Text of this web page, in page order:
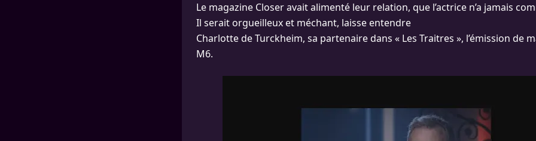
Le magazine Closer avait alimenté leur relation, que l’actrice n’a jamais
Il serait orgueilleux et méchant, laisse entendre
Charlotte de Turckheim, sa partenaire dans « Les Traitres », l’émission de
M6.